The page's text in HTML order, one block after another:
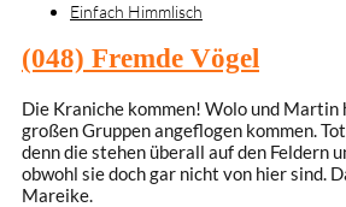
Einfach Himmlisch
(048) Fremde Vögel
Die Kraniche kommen! Wolo und Martin
großen Gruppen angeflogen kommen.
denn die stehen überall auf den Feldern
obwohl sie doch gar nicht von hier sind.
Mareike.